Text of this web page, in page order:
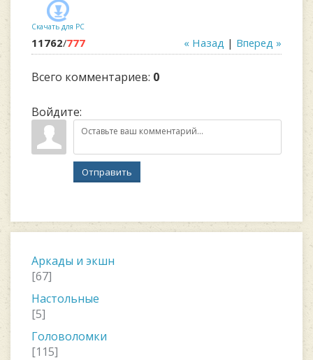
Скачать для PC
« Назад | Вперед »
11762/777
Всего комментариев: 0
Войдите:
Отправить
Аркады и экшн
[67]
Настольные
[5]
Головоломки
[115]